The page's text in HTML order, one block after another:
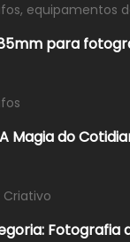
, equipamentos
para
Magia do
Criativo
Fotografia